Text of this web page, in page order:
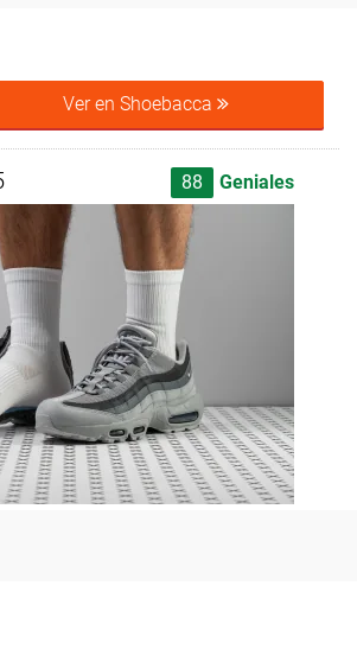
Ver en Shoebacca
88 Geniales